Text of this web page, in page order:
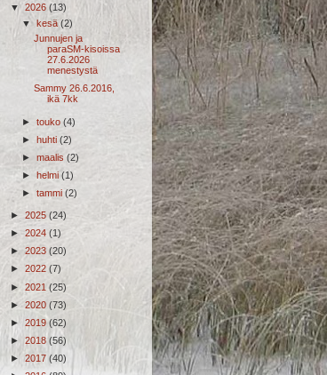
▼ 2026 (13)
▼ kesä(2)
Junnujen ja
paraSM-kisoissa
27.6.2026
menestystä
Sammy 26.6.2016,
ikä 7kk
► touko (4)
► huhti (2)
► maalis (2)
► helmi (1)
► tammi (2)
► 2025 (24)
► 2024 (1)
► 2023 (20)
► 2022 (7)
► 2021 (25)
► 2020 (73)
► 2019(62)
► 2018(56)
► 2017 (40)